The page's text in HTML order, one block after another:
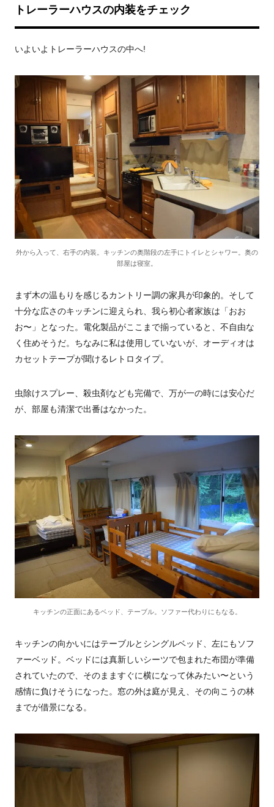
トレーラーハウスの内装をチェック
いよいよトレーラーハウスの中へ!
外から入って、右手の内装。キッチンの奥階段の左手にトイレとシャワー。奥の
部屋は寝室。
まず木の温もりを感じるカントリー調の家具が印象的。そして
十分な広さのキッチンに迎えられ、我ら初心者家族は「おお
お〜」となった。電化製品がここまで揃っていると、不自由な
く住めそうだ。ちなみに私は使用していないが、オーディオは
カセットテープが聞けるレトロタイプ。
虫除けスプレー、殺虫剤なども完備で、万が一の時には安心だ
が、部屋も清潔で出番はなかった。
キッチンの正面にあるベッド、テーブル。ソファー代わりにもなる。
キッチンの向かいにはテーブルとシングルベッド、左にもソフ
ァーベッド。ベッドには真新しいシーツで包まれた布団が準備
されていたので、そのまますぐに横になって休みたい〜という
感情に負けそうになった。窓の外は庭が見え、その向こうの林
までが借景になる。